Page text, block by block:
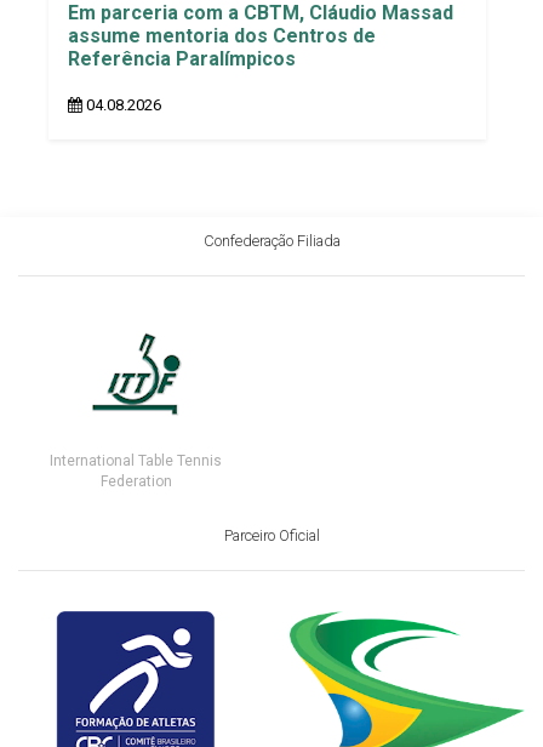
Em parceria com a CBTM, Cláudio Massad
assume mentoria dos Centros de
Referência Paralímpicos
04.08.2026
Confederação Filiada
International Table Tennis
Federation
Parceiro Oficial